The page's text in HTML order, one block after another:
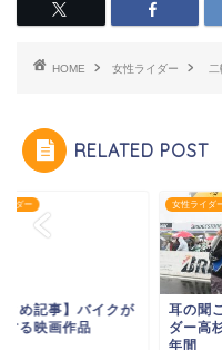
HOME 女性ライダー
RELATED POST
イダー
とめ記事】バイクが
する映画作品
女性ライダ
耳の聞
ダー高
年間